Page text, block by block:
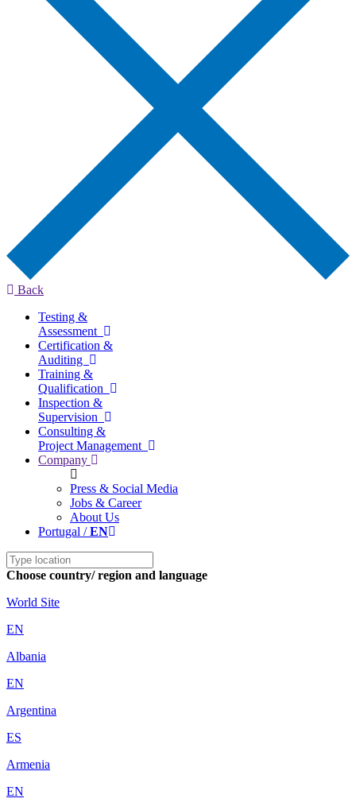
Back
Testing &
Assessment
Certification &
Auditing
Training &
Qualification
Inspection &
Supervision
Consulting &
Project Management
Company
Press & Social Media
Jobs & Career
About Us
Portugal /EN
Choose country/ region and language
World Site
EN
Albania
EN
Argentina
ES
Armenia
EN